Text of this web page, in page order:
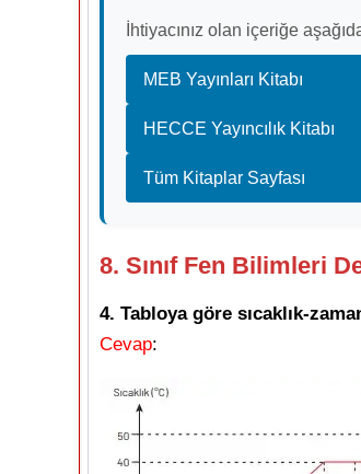
İhtiyacınız olan içeriğe
MEB Yayınları Kitabı
HECCE Yayıncılık Kitabı
Tüm Kitaplar Sayfası
8. Sınıf Fen Bilimleri
4. Tabloya göre sıcaklık-
Cevap: